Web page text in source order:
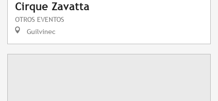
Cirque Zavatta
OTROS EVENTOS
Guilvinec